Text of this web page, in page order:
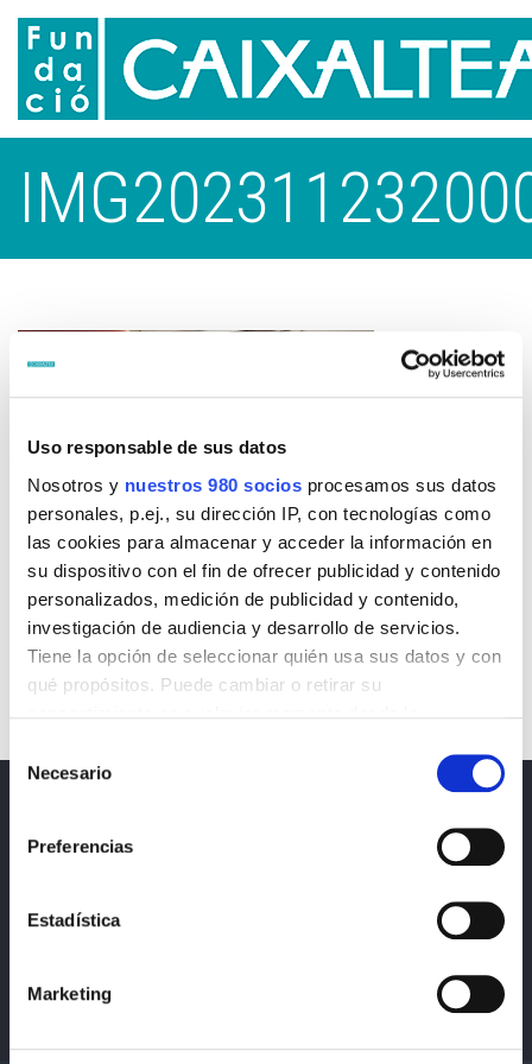
Uso responsable de sus datos
Nosotros y nuestros 980 socios procesamos sus datos
personales, p.ej., su dirección IP, con tecnologías como
las cookies para almacenar y acceder la información en
su dispositivo con el fin de ofrecer publicidad y contenido
personalizados, medición de publicidad y contenido,
investigación de audiencia y desarrollo de servicios.
Tiene la opción de seleccionar quién usa sus datos y con
qué propósitos. Puede cambiar o retirar su
consentimiento.
Obtenga más información sobre cómo se procesan sus
datos personales y establezca sus preferencias en la
consentimiento en cualquier momento en la Declaración
Las cookies de este sitio web se usan para personalizar
sociales y analizar el tráfico. Además, compartimos
Necesario
Preferencias
Estadística
Marketing
cookies